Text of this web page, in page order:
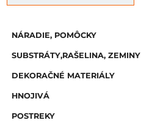
NÁRADIE, POMÔCKY
SUBSTRÁTY,RAŠELINA, ZEMINY
DEKORAČNÉ MATERIÁLY
HNOJIVÁ
POSTREKY